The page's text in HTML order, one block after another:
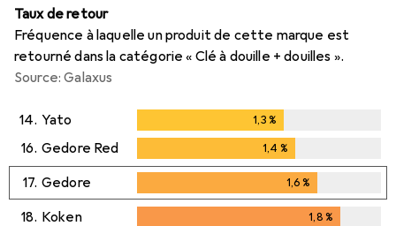
Taux de retour
Fréquence à laquelle un produit de cette marque est
retourné dans la catégorie « Clé à douille + douilles ».
Source: Galaxus
14. Yato 1,3%
16. Gedore Red 1,4 %
17. Gedore 1,6%
18. Koken 1,8%